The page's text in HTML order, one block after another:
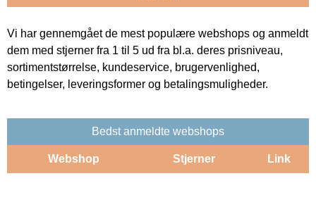
Vi har gennemgået de mest populære webshops og anmeldt
dem med stjerner fra 1 til 5 ud fra bl.a. deres prisniveau,
sortimentstørrelse, kundeservice, brugervenlighed,
betingelser, leveringsformer og betalingsmuligheder.
Bedst anmeldte webshops
Webshop Stjerner Link